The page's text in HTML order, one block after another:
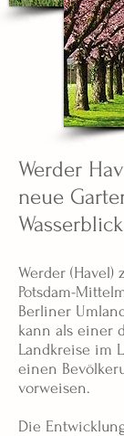
Werder
neue
Wasserblick
Werder (Havel)
Potsdam-
Berliner
kann als einer
Landkreise im
einen
vorweisen.
Die